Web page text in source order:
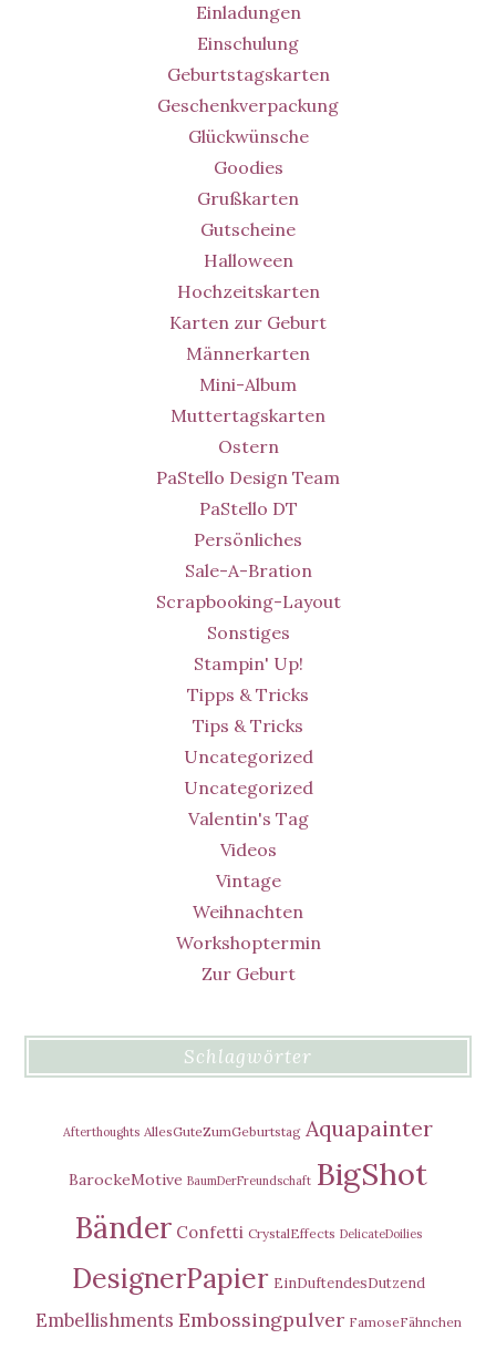
Einladungen
Einschulung
Geburtstagskarten
Geschenkverpackung
Glückwünsche
Goodies
Grußkarten
Gutscheine
Halloween
Hochzeitskarten
Karten zur Geburt
Männerkarten
Mini-Album
Muttertagskarten
Ostern
PaStello Design Team
PaStello DT
Persönliches
Sale-A-Bration
Scrapbooking-Layout
Sonstiges
Stampin' Up!
Tipps & Tricks
Tips & Tricks
Uncategorized
Uncategorized
Valentin's Tag
Videos
Vintage
Weihnachten
Workshoptermin
Zur Geburt
Schlagwörter
Afterthoughts AllesGuteZumGeburtstag Aquapainter
BarockeMotive BaumDerFreundschaft BigShot
Bänder Confetti CrystalEffects DelicateDoilies
DesignerPapier EinDuftendesDutzend
Embellishments Embossingpulver FamoseFähnchen